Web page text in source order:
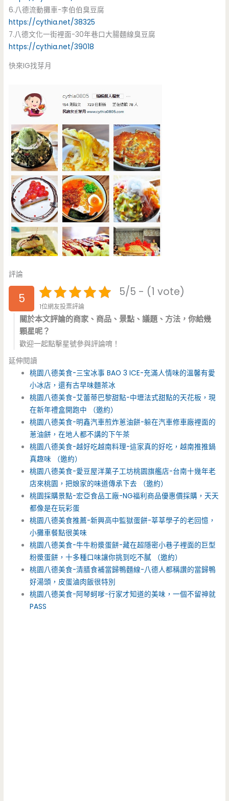
6.八德流動攤車-李伯伯臭豆腐
https://cythia.net/38325
7.八德文化一街裡面-30年巷口大腸麵線臭豆腐
https://cythia.net/39018
快來IG找芽月
評論
5 5/5 - (1 vote)
1位網友投票評論
關於本文評論的商家、商品、景點、議題、方法，你給幾
顆星呢？
歡迎一起點擊星號參與評論唷！
延伸閱讀
桃園八德美食-三宝冰事 BAO 3 ICE-充滿人情味的溫馨有愛
小冰店，還有古早味麵茶冰
桃園八德美食-艾蕾蒂巴黎甜點-中壢法式甜點的天花板，現
在新年禮盒開跑中 （邀約）
桃園八德美食-明鑫汽車煎炸蔥油餅-躲在汽車修車廠裡面的
蔥油餅，在地人都不講的下午茶
桃園八德美食-越好吃越南料理-這家真的好吃，越南推推鍋
真趣味 （邀約）
桃園八德美食-愛豆屋洋菓子工坊桃園旗艦店-台南十幾年老
店來桃園，把娘家的味道傳承下去 （邀約）
桃園採購景點-宏亞食品工廠-NG福利商品優惠價採購，天天
都像是在玩彩蛋
桃園八德美食推薦-新興高中監獄蛋餅-莘莘學子的老回憶，
小攤車餐點很美味
桃園八德美食-牛牛粉漿蛋餅-藏在超隱密小巷子裡面的巨型
粉漿蛋餅，十多種口味讓你挑到吃不膩 （邀約）
桃園八德美食-清膳食補當歸鴨麵線-八德人都稱讚的當歸鴨
好湯頭，皮蛋滷肉飯很特別
桃園八德美食-阿琴蚵嗲-行家才知道的美味，一個不留神就
PASS